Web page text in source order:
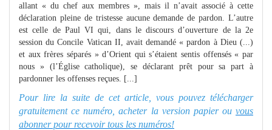
allant « du chef aux membres », mais il n’avait associé à cette
déclaration pleine de tristesse aucune demande de pardon. L’autre
est celle de Paul VI qui, dans le discours d’ouverture de la 2e
session du Concile Vatican II, avait demandé « pardon à Dieu (...)
et aux frères séparés » d’Orient qui s’étaient sentis offensés « par
nous » (l’Église catholique), se déclarant prêt pour sa part à
pardonner les offenses reçues. [...]
Pour lire la suite de cet article, vous pouvez télécharger
gratuitement ce numéro, acheter la version papier ou vous
abonner pour recevoir tous les numéros!